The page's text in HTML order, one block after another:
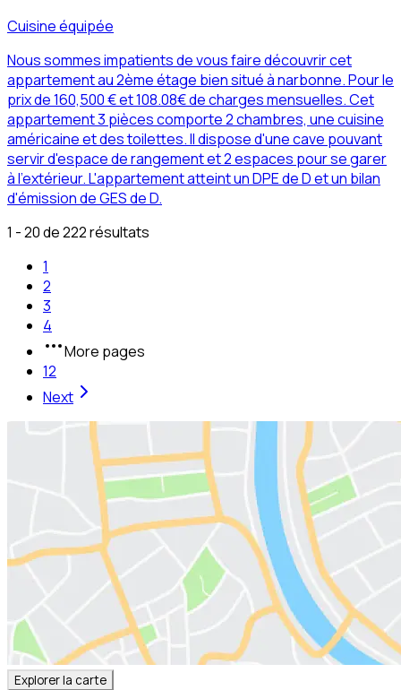
Cuisine équipée
Nous sommes impatients de vous faire découvrir cet
appartement au 2ème étage bien situé à narbonne. Pour le
prix de 160,500 € et 108.08€ de charges mensuelles. Cet
appartement 3 pièces comporte 2 chambres, une cuisine
américaine et des toilettes. Il dispose d'une cave pouvant
servir d'espace de rangement et 2 espaces pour se garer
à l'extérieur. L'appartement atteint un DPE de D et un bilan
d'émission de GES de D.
1 - 20 de 222 résultats
1
2
3
4
More pages
12
Next
Explorer la carte